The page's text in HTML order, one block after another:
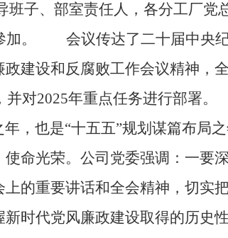
子、部室责任人，各分工厂党
加。 会议传达了二十届中央
建设和反腐败工作会议精神，
对2025年重点任务进行部署。
，也是“十五五”规划谋篇布局
命光荣。公司党委强调：一要
的重要讲话和全会精神，切实
时代党风廉政建设取得的历史性